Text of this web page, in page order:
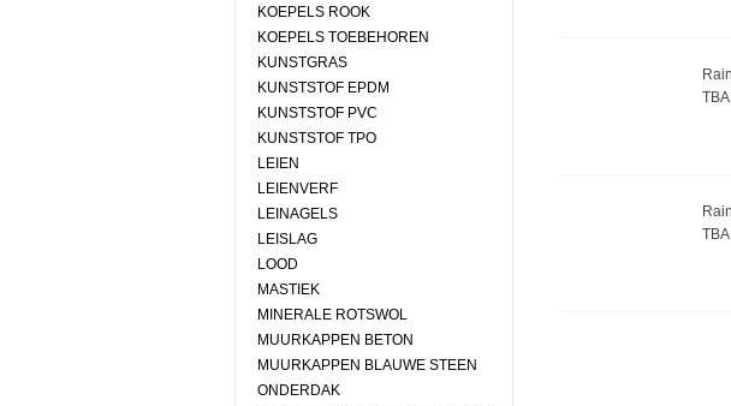
KOEPELS ROOK
KOEPELS TOEBEHOREN
KUNSTGRAS
KUNSTSTOF EPDM
KUNSTSTOF PVC
KUNSTSTOF TPO
LEIEN
LEIENVERF
LEINAGELS
LEISLAG
LOOD
MASTIEK
MINERALE ROTSWOL
MUURKAPPEN BETON
MUURKAPPEN BLAUWE STEEN
ONDERDAK